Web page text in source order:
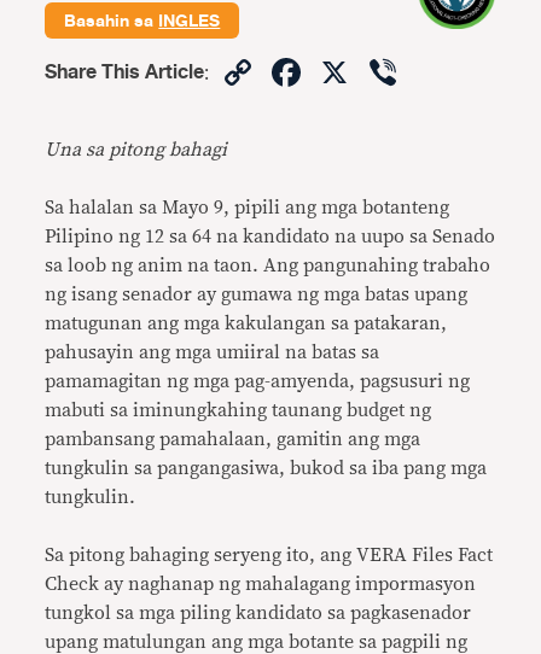
Basahin saINGLES
Share This Article: CopyFacebook
X
Una sa pitong bahagi
Sa halalan sa Mayo 9, pipili ang mga botanteng
Pilipino ng 12 sa 64 na kandidato na uupo sa Senado
sa loob ng anim na taon. Ang pangunahing trabaho
ng isang senador ay gumawa ng mga batas upang
matugunan ang mga kakulangan sa patakaran,
pahusayin ang mga umiiral na batas sa
pamamagitan ng mga pag-amyenda, pagsusuri ng
mabuti sa iminungkahing taunang budget ng
pambansang pamahalaan, gamitin ang mga
tungkulin sa pangangasiwa, bukod sa iba pang mga
tungkulin.
Sa pitong bahaging seryeng ito, ang VERA Files Fact
Check ay naghanap ng mahalagang impormasyon
tungkol sa mga piling kandidato sa pagkasenador
upang matulungan ang mga botante sa pagpili ng